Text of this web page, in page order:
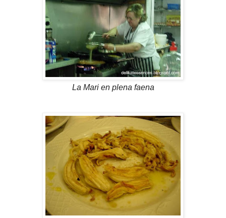
La Mari en plena faena